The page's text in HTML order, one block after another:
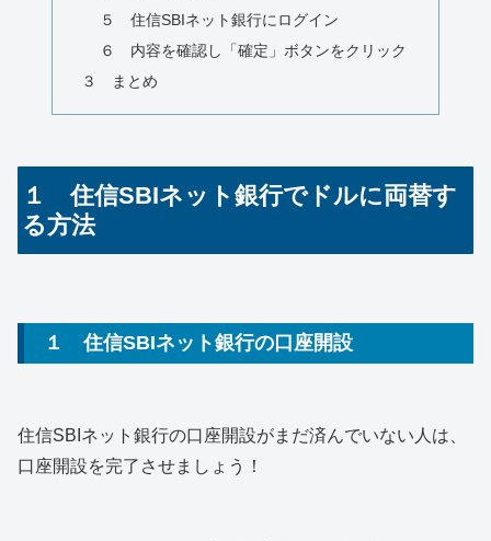
５ 住信SBIネット銀行にログイン
６ 内容を確認し「確定」ボタンをクリック
３ まとめ
１ 住信SBIネット銀行でドルに両替す
る方法
１ 住信SBIネット銀行の口座開設
住信SBIネット銀行の口座開設がまだ済んでいない人は、
口座開設を完了させましょう！